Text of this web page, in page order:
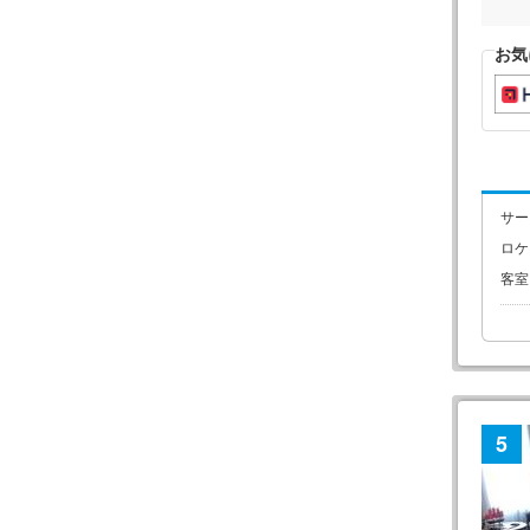
お
サ
ロ
客室
5